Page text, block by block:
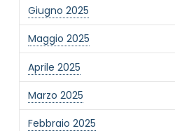
Giugno 2025
Maggio 2025
Aprile 2025
Marzo 2025
Febbraio 2025
NOME STRUTTURA*